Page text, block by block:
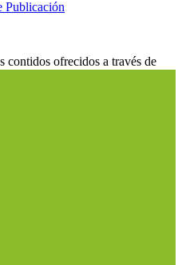
Publicación
contidos ofrecidos a través de